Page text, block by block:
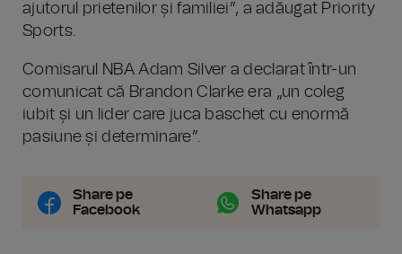
ajutorul prietenilor și familiei”, a adăugat Priority
Sports.
Comisarul NBA Adam Silver a declarat într-un
comunicat că Brandon Clarke era „un coleg
iubit și un lider care juca baschet cu enormă
pasiune și determinare”.
Share pe
Facebook
Share pe
Whatsapp